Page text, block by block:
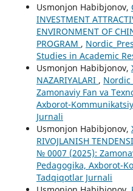
Usmonjon Habibjonov,
INVESTMENT
ENVIRONMENT OF
PROGRAM ,
Studies in Academic
Usmonjon Habibjonov,
NAZARIYALARI ,
Zamonaviy Fan va
Axborot-
Jurnali
Usmonjon Habibjonov,
RIVOJLANISH
№ 0007 (2025):
Pedagogika, Axborot-
Tadqiqotlar Jurnali